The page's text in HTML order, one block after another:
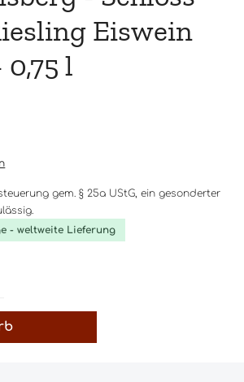
Eiswein
l
gem. § 25a UStG, ein gesonderter
- weltweite Lieferung
den gewünschten